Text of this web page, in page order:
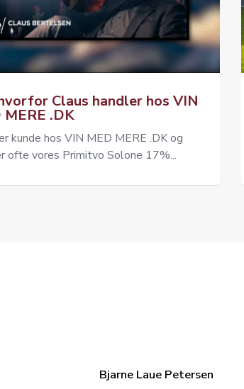
Claus handler hos VIN
MERE .DK
kunde hos VIN MED MERE .DK og
ofte vores Primitvo Solone 17%...
Bjarne Laue Petersen